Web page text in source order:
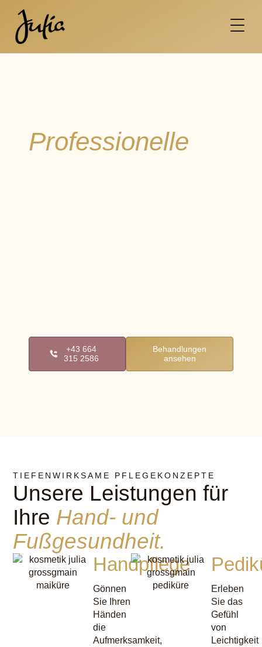
Professionelle
+43 664
315 2586
Behandlungen
ansehen
Unsere Leistungen für
Ihre Hand- und
Fußgesundheit.
TIEFENWIRKSAME PFLEGEKONZEPTE
Handpflege
Gönnen
Sie Ihren
Händen
die
Aufmerksamkeit,
Erleben
Sie das
Gefühl
von
Leichtigkeit